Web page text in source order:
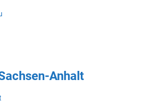
Anhalt